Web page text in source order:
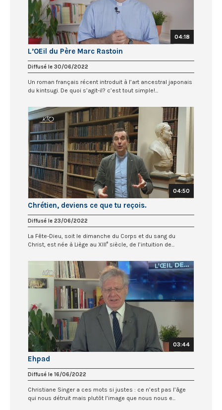
04:18
L’OEil du Père Marc Rastoin
Diffusé le 30/06/2022
Un roman français récent introduit à l’art ancestral japonais
du kintsugi. De quoi s’agit-il? c’est tout simple!...
04:50
Chrétien, deviens ce que tu reçois.
Diffusé le 23/06/2022
La Fête-Dieu, soit le dimanche du Corps et du sang du
Christ, est née à Liège au XIII° siècle, de l’intuition de...
03:44
Ehpad
Diffusé le 16/06/2022
Christiane Singer a ces mots si justes : ce n’est pas l’âge
qui nous détruit mais plutôt l’image que nous nous e...